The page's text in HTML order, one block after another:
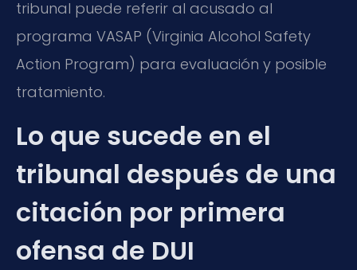
tribunal puede referir al acusado al
programa VASAP (Virginia Alcohol Safety
Action Program) para evaluación y posible
tratamiento.
Lo que sucede en el
tribunal después de una
citación por primera
ofensa de DUI